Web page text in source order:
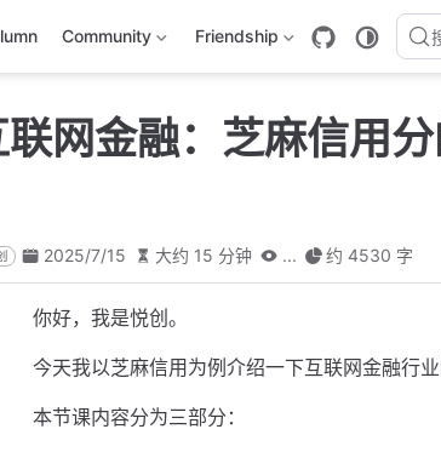
Community Friendship
网金融：芝麻信用
2025/7/15 大约 15 分钟 ... 约 4530 字
你好，我是悦创。
今天我以芝麻信用为例介绍一下互联网金融行业
本节课内容分为三部分：